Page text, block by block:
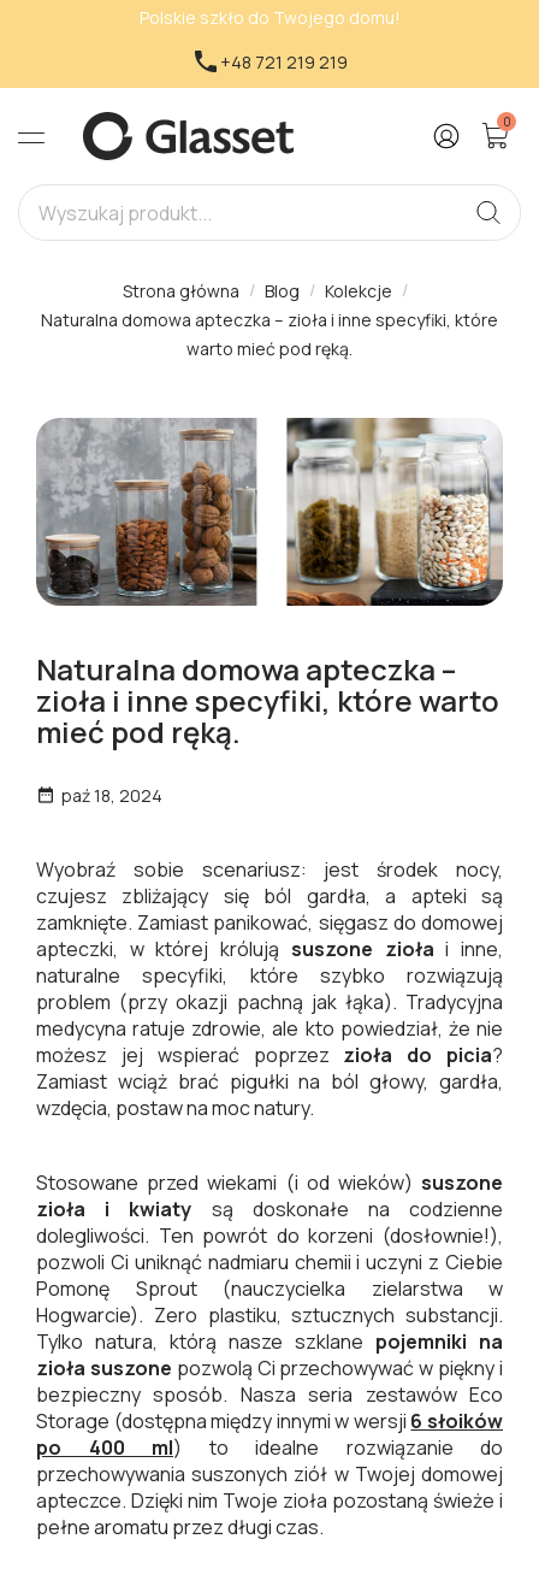
Polskie szkło do Twojego domu!
 +48 721 219 219
0
Strona główna Blog
Kolekcje
Naturalna domowa apteczka – zioła i inne specyfiki, które
warto mieć pod ręką.
Naturalna domowa apteczka –
zioła i inne specyfiki, które warto
mieć pod ręką.
 paź 18, 2024
Wyobraź sobie scenariusz: jest środek nocy,
czujesz zbliżający się ból gardła, a apteki są
zamknięte. Zamiast panikować, sięgasz do domowej
apteczki, w której królują suszone zioła i inne,
naturalne specyfiki, które szybko rozwiązują
problem (przy okazji pachną jak łąka). Tradycyjna
medycyna ratuje zdrowie, ale kto powiedział, że nie
możesz jej wspierać poprzez zioła do picia?
Zamiast wciąż brać pigułki na ból głowy, gardła,
wzdęcia, postaw na moc natury.
Stosowane przed wiekami (i od wieków) suszone
zioła i kwiaty są doskonałe na codzienne
dolegliwości. Ten powrót do korzeni (dosłownie!),
pozwoli Ci uniknąć nadmiaru chemii i uczyni z Ciebie
Pomonę Sprout (nauczycielka zielarstwa w
Hogwarcie). Zero plastiku, sztucznych substancji.
Tylko natura, którą nasze szklane pojemniki na
zioła suszone pozwolą Ci przechowywać w piękny i
bezpieczny sposób. Nasza seria zestawów Eco
Storage (dostępna między innymi w wersji 6 słoików
po 400 ml) to idealne rozwiązanie do
przechowywania suszonych ziół w Twojej domowej
apteczce. Dzięki nim Twoje zioła pozostaną świeże i
pełne aromatu przez długi czas.